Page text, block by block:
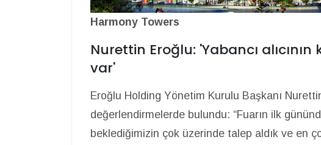
Harmony Towers
Nurettin Eroğlu: 'Yabancı
var'
Eroğlu Holding Yönetim Kurulu Başkanı
değerlendirmelerde bulundu: “Fuarın ilk
beklediğimizin çok üzerinde talep aldık ve en